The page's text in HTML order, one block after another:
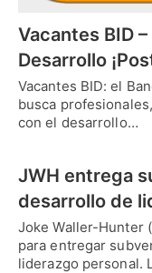
Vacantes BID
Desarrollo
Vacantes BID: el
busca
con el desarrollo…
JWH entrega
desarrollo de
Joke Waller-Hunter
para entregar
liderazgo personal.